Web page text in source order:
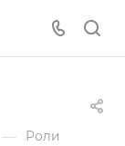
— Роли